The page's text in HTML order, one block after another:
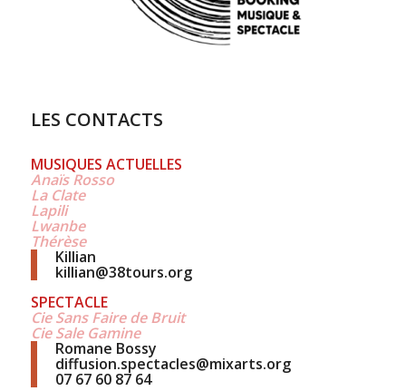
LES CONTACTS
MUSIQUES ACTUELLES
Anaïs Rosso
La Clate
Lapili
Lwanbe
Thérèse
Killian
killian@38tours.org
SPECTACLE
Cie Sans Faire de Bruit
Cie Sale Gamine
Romane Bossy
diffusion.spectacles@mixarts.org
07 67 60 87 64